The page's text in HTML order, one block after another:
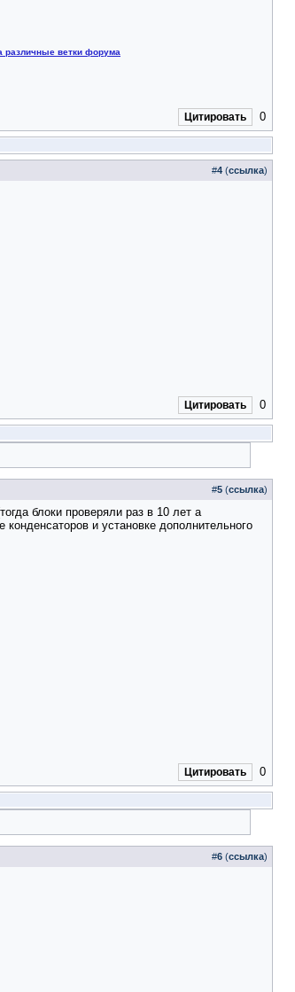
различные ветки форума
Цитировать 0
#4 (ссылка)
Цитировать 0
#5 (ссылка)
блоки проверяли раз в 10 лет а
и установке дополнительного
Цитировать 0
#6 (ссылка)